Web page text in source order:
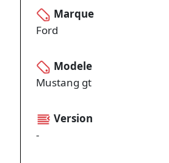
Marque
Ford
Modele
Mustang gt
Version
-